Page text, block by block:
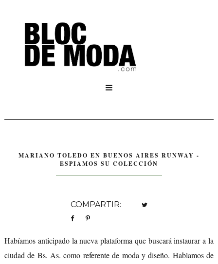

MARIANO TOLEDO EN BUENOS AIRES RUNWAY -
ESPIAMOS SU COLECCIÓN
COMPARTIR:
Habíamos anticipado la nueva plataforma que buscará instaurar a la
ciudad de Bs. As. como referente de moda y diseño. Hablamos de